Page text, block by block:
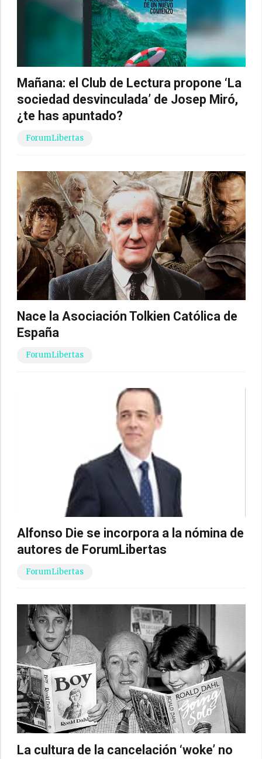
Mañana: el Club de Lectura propone ‘La
sociedad desvinculada’ de Josep Miró,
¿te has apuntado?
ForumLibertas
Nace la Asociación Tolkien Católica de
España
ForumLibertas
Alfonso Die se incorpora a la nómina de
autores de ForumLibertas
ForumLibertas
La cultura de la cancelación ‘woke’ no